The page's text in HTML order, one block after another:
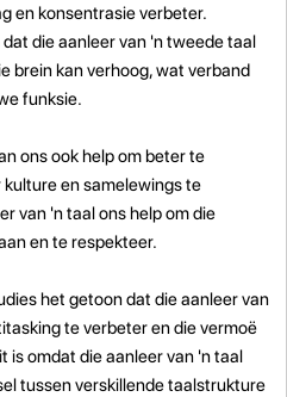
en konsentrasie verbeter.
die aanleer van 'n tweede taal
brein kan verhoog, wat verband
funksie.
ons ook help om beter te
en samelewings te
van 'n taal ons help om die
​​en te respekteer.
het getoon dat die aanleer van
te verbeter en die vermoë
is omdat die aanleer van 'n taal
tussen verskillende taalstrukture